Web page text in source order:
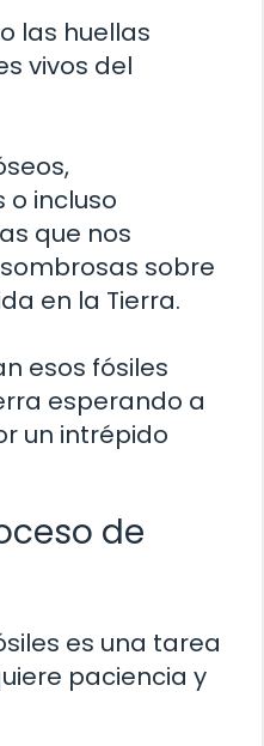
las huellas
vivos del
o incluso
que nos
sobre
en la Tierra.
esos fósiles
esperando a
un intrépido
de
es una tarea
paciencia y